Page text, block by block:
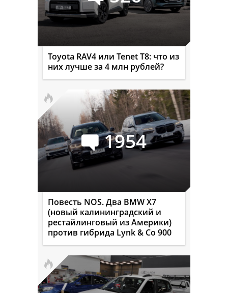
Toyota RAV4 или Tenet T8: что из
них лучше за 4 млн рублей?
1954
Повесть NOS. Два BMW X7
(новый калининградский и
рестайлинговый из Америки)
против гибрида Lynk & Co 900